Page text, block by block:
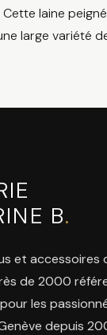
laine
large variété
B.
et accessoires
de 2000
les
depuis